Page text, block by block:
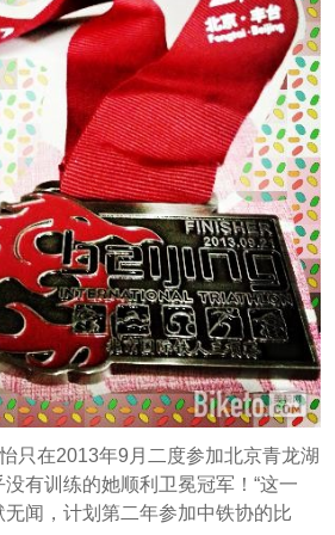
只在2013年9月二度参加北京青龙湖
有训练的她顺利卫冕冠军！“这一
闻，计划第二年参加中铁协的比